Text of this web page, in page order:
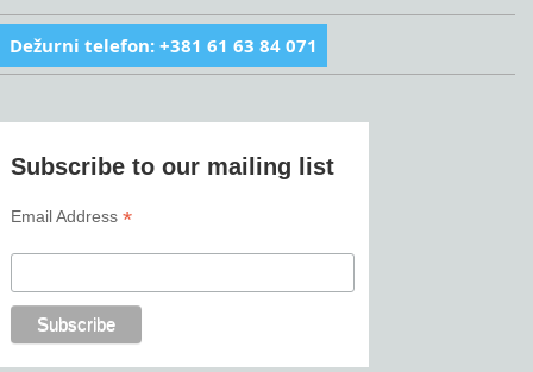
Dežurni telefon: +381 61 63 84 071
Subscribe to our mailing list
Email Address*